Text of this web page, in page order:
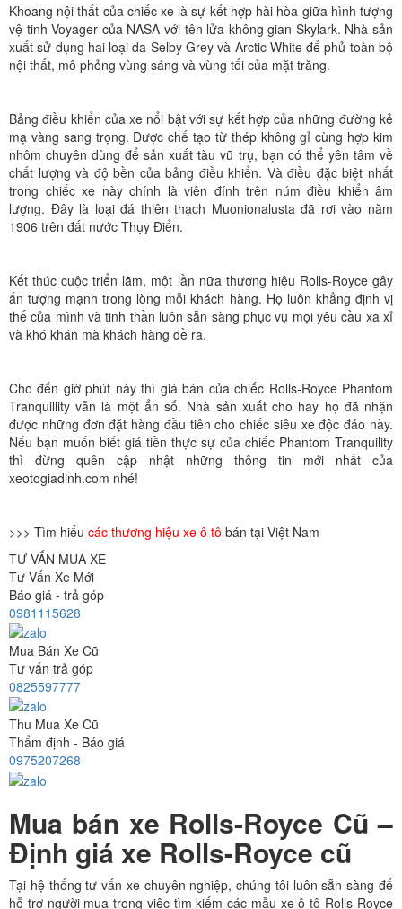
Khoang nội thất của chiếc xe là sự kết hợp hài hòa giữa hình tượng
vệ tinh Voyager của NASA với tên lửa không gian Skylark. Nhà sản
xuất sử dụng hai loại da Selby Grey và Arctic White để phủ toàn bộ
nội thất, mô phỏng vùng sáng và vùng tối của mặt trăng.
Bảng điều khiển của xe nổi bật với sự kết hợp của những đường kẻ
mạ vàng sang trọng. Được chế tạo từ thép không gỉ cùng hợp kim
nhôm chuyên dùng để sản xuất tàu vũ trụ, bạn có thể yên tâm về
chất lượng và độ bền của bảng điều khiển. Và điều đặc biệt nhất
trong chiếc xe này chính là viên đính trên núm điều khiển âm
lượng. Đây là loại đá thiên thạch Muonionalusta đã rơi vào năm
1906 trên đất nước Thụy Điển.
Kết thúc cuộc triển lãm, một lần nữa thương hiệu Rolls-Royce gây
ấn tượng mạnh trong lòng mỗi khách hàng. Họ luôn khẳng định vị
thế của mình và tinh thần luôn sẵn sàng phục vụ mọi yêu cầu xa xỉ
và khó khăn mà khách hàng đề ra.
Cho đến giờ phút này thì giá bán của chiếc Rolls-Royce Phantom
Tranquillity vẫn là một ẩn số. Nhà sản xuất cho hay họ đã nhận
được những đơn đặt hàng đầu tiên cho chiếc siêu xe độc đáo này.
Nếu bạn muốn biết giá tiền thực sự của chiếc Phantom Tranquility
thì đừng quên cập nhật những thông tin mới nhất của
xeotogiadinh.com nhé!
>>> Tìm hiểu các thương hiệu xe ô tô bán tại Việt Nam
TƯ VẤN MUA XE
Tư Vấn Xe Mới
Báo giá - trả góp
0981115628
Mua Bán Xe Cũ
Tư vấn trả góp
0825597777
Thu Mua Xe Cũ
Thẩm định - Báo giá
0975207268
Mua bán xe Rolls-Royce Cũ –
Định giá xe Rolls-Royce cũ
Tại hệ thống tư vấn xe chuyên nghiệp, chúng tôi luôn sẵn sàng để
hỗ trợ người mua trong việc tìm kiếm các mẫu xe ô tô Rolls-Royce